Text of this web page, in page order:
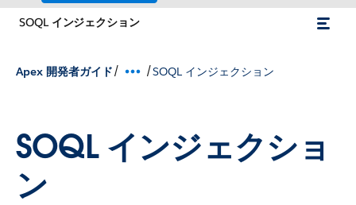
SOQL インジェクション
Apex 開発者ガイド/ /SOQL インジェクション
SOQL インジェクショ
ン